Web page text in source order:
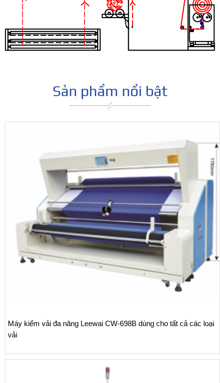
Sản phẩm nổi bật
Máy kiểm vải đa năng Leewai CW-698B dùng cho tất cả các loại
vải